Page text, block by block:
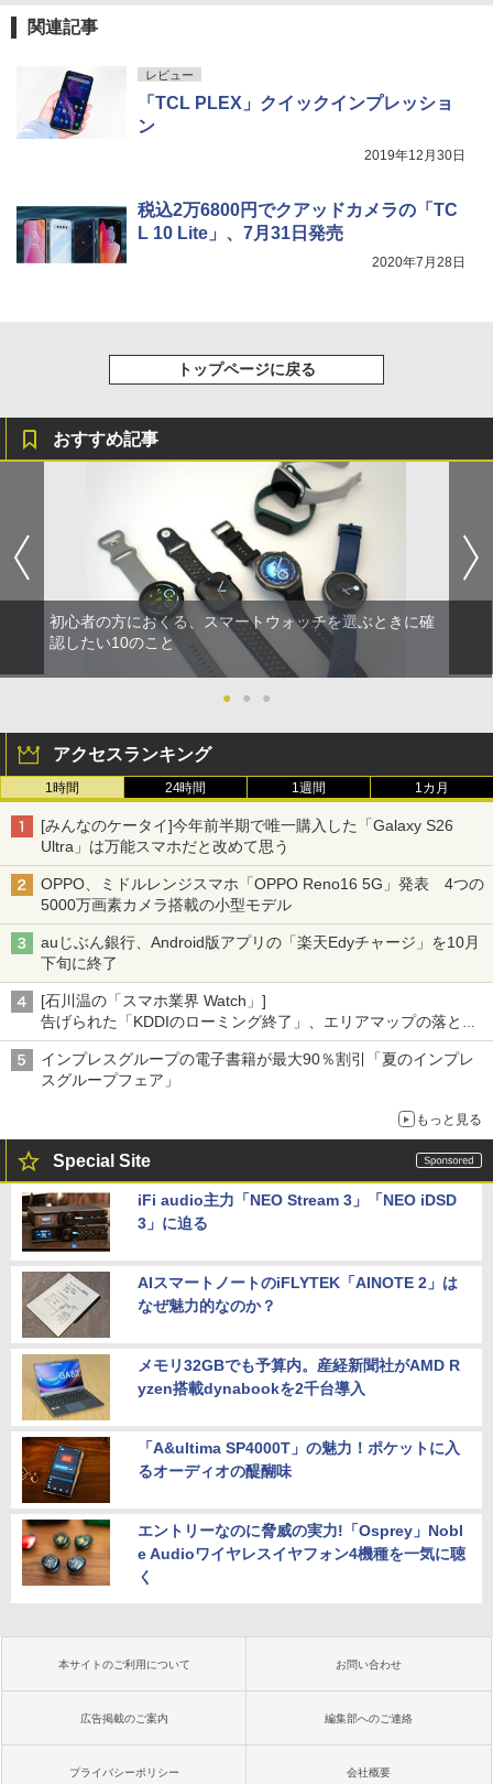
関連記事
レビュー
「TCL PLEX」クイックインプレッショ
ン
2019年12月30日
税込2万6800円でクアッドカメラの「TC
L 10 Lite」、7月31日発売
2020年7月28日
トップページに戻る
おすすめ記事
初心者の方におくる、スマートウォッチを選ぶときに確
認したい10のこと
● ● ●
アクセスランキング
1時間 24時間 1週間 1カ月
[みんなのケータイ]今年前半期で唯一購入した「Galaxy S26
Ultra」は万能スマホだと改めて思う
OPPO、ミドルレンジスマホ「OPPO Reno16 5G」発表 4つの
5000万画素カメラ搭載の小型モデル
auじぶん銀行、Android版アプリの「楽天Edyチャージ」を10月
下旬に終了
[石川温の「スマホ業界 Watch」]
告げられた「KDDIのローミング終了」、エリアマップの落とし
穴と楽天モバイルの課題
インプレスグループの電子書籍が最大90％割引「夏のインプレ
スグループフェア」
もっと見る
Special Site
iFi audio主力「NEO Stream 3」「NEO iDSD
3」に迫る
AIスマートノートのiFLYTEK「AINOTE 2」は
なぜ魅力的なのか？
メモリ32GBでも予算内。産経新聞社がAMD R
yzen搭載dynabookを2千台導入
「A&ultima SP4000T」の魅力！ポケットに入
るオーディオの醍醐味
エントリーなのに脅威の実力!「Osprey」Nobl
e Audioワイヤレスイヤフォン4機種を一気に聴
く
本サイトのご利用について お問い合わせ
広告掲載のご案内 編集部へのご連絡
プライバシーポリシー 会社概要